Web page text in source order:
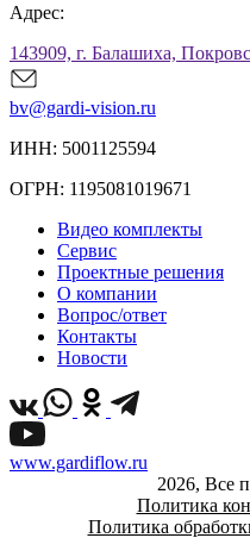
Адрес:
143909, г. Балашиха,
bv@gardi-vision.ru
ИНН: 5001125594
ОГРН: 1195081019671
Видео комплекты
Сервис
Проектные решения
О компании
Вопрос/ответ
Контакты
Новости
www.gardiflow.ru
2026, Все
Политика
Политика